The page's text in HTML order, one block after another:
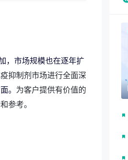
，市场规模也在逐年扩
抑制剂市场进行全面深
。 为客户提供有价值的
参考。